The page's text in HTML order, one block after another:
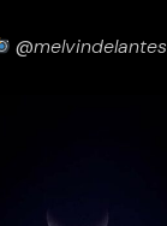
@melvindelantes